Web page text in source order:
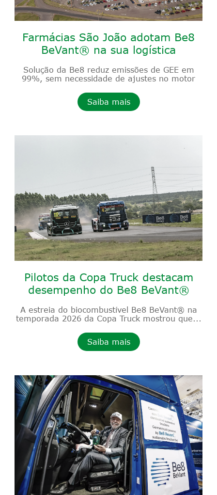
Farmácias São João adotam Be8
BeVant® na sua logística
Solução da Be8 reduz emissões de GEE em
99%, sem necessidade de ajustes no motor
Saiba mais
Pilotos da Copa Truck destacam
desempenho do Be8 BeVant®
A estreia do biocombustível Be8 BeVant® na
temporada 2026 da Copa Truck mostrou que...
Saiba mais